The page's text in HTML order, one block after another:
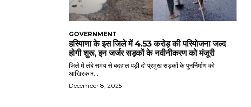
GOVERNMENT
हरियाणा के इस जिले में 4.53 करोड़ की परियोजना जल्द
होगी शुरू, इन जर्जर सड़कों के नवीनीकरण को मंजूरी
जिले में लंबे समय से बदहाल पड़ी दो प्रमुख सड़कों के पुनर्निर्माण को
आखिरकार...
December 8, 2025